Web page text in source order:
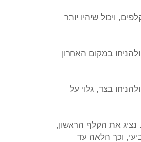
ויכול שיהיו יותר
במקום האחרון
בצד, גלוי על
נציג את הקלף הראשון,
וכך הלאה עד